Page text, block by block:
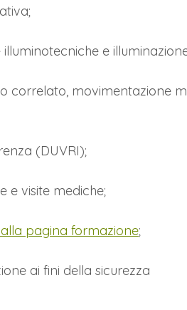
e
correlato, movimentazione
(DUVRI);
e visite mediche;
pagina formazione;
ai fini della sicurezza